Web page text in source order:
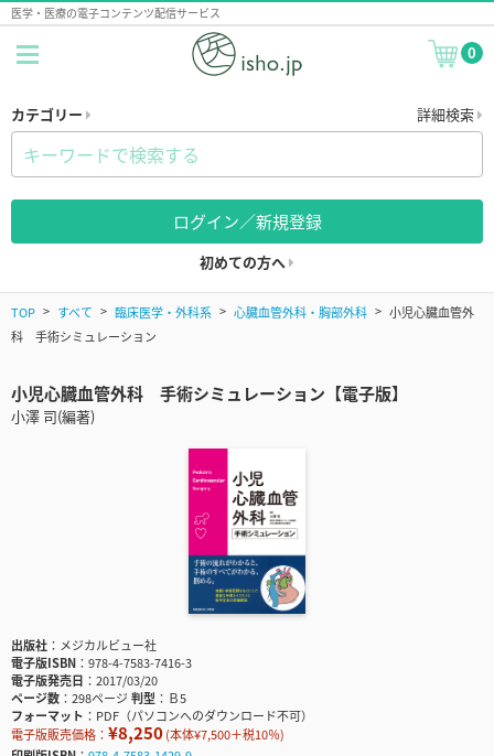
医学・医療の電子コンテンツ配信サービス
0
カテゴリー 詳細検索
ログイン／新規登録
初めての方へ
TOP すべて 臨床医学・外科系 心臓血管外科・胸部外科
小児心臓血管外
科 手術シミュレーション
小児心臓血管外科 手術シミュレーション【電子版】
小澤 司(編著)
出版社
メジカルビュー社
電子版ISBN
978-4-7583-7416-3
電子版発売日
2017/03/20
ページ数
298ページ判型
Ｂ5
フォーマット
PDF（パソコンへのダウンロード不可）
電子版販売価格： ¥8,250(本体¥7,500＋税10％)